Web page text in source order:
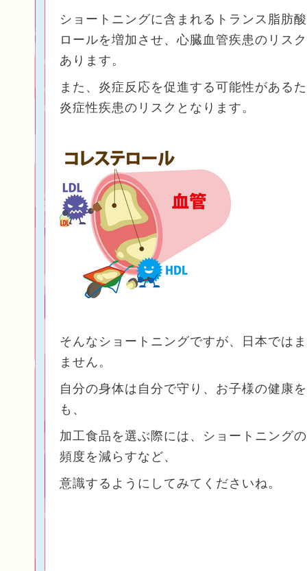
ショートニングに含まれるトランス脂肪
ロールを増加させ、心臓血管疾患のリス
あります。
また、炎症反応を促進する可能性がある
炎症性疾患のリスクとなります。
そんなショートニングですが、日本では
ません。
自分の身体は自分で守り、お子様の健康
も、
加工食品を選ぶ際には、ショートニング
頻度を減らすなど、
意識するようにしてみてくださいね。